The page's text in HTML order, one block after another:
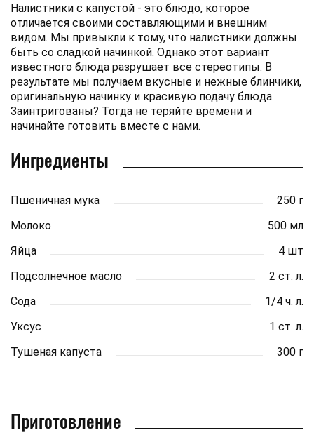
Налистники с капустой - это блюдо, которое
отличается своими составляющими и внешним
видом. Мы привыкли к тому, что налистники должны
быть со сладкой начинкой. Однако этот вариант
известного блюда разрушает все стереотипы. В
результате мы получаем вкусные и нежные блинчики,
оригинальную начинку и красивую подачу блюда.
Заинтригованы? Тогда не теряйте времени и
начинайте готовить вместе с нами.
Ингредиенты
Пшеничная мука
250 г
Молоко
500 мл
Яйца
4 шт
Подсолнечное масло
2 ст. л.
Сода
1/4 ч. л.
Уксус
1 ст. л.
Тушеная капуста
300 г
Приготовление